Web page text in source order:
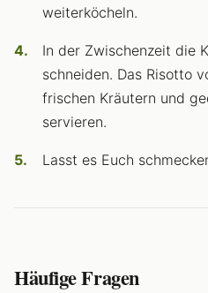
weiterköcheln.
In der Zwischenzeit die
schneiden. Das Risotto
frischen Kräutern und
servieren.
Lasst es Euch
Häufige Fragen